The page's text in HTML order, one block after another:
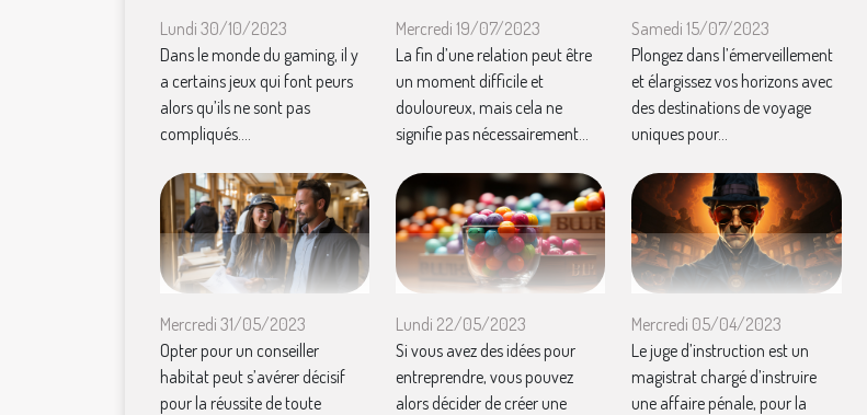
Lundi 30/10/2023
Dans le monde du gaming, il y
a certains jeux qui font peurs
alors qu’ils ne sont pas
compliqués....
Mercredi 19/07/2023
La fin d’une relation peut être
un moment difficile et
douloureux, mais cela ne
signifie pas nécessairement...
Samedi 15/07/2023
Plongez dans l’émerveillement
et élargissez vos horizons avec
des destinations de voyage
uniques pour...
Mercredi 31/05/2023
Opter pour un conseiller
habitat peut s’avérer décisif
pour la réussite de toute
Lundi 22/05/2023
Si vous avez des idées pour
entreprendre, vous pouvez
alors décider de créer une
Mercredi 05/04/2023
Le juge d’instruction est un
magistrat chargé d’instruire
une affaire pénale, pour la